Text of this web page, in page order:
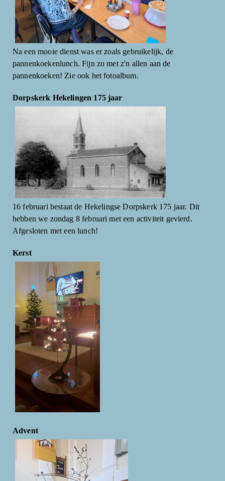
Na een mooie dienst was er zoals gebruikelijk, de
pannenkoekenlunch. Fijn zo met z'n allen aan de
pannenkoeken! Zie ook het fotoalbum.
Dorpskerk Hekelingen 175 jaar
16 februari bestaat de Hekelingse Dorpskerk 175 jaar. Dit
hebben we zondag 8 februari met een activiteit gevierd.
Afgesloten met een lunch!
Kerst
Advent